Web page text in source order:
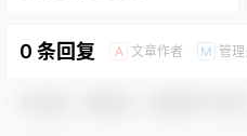
0 条回复 A 文章作者 M 管理